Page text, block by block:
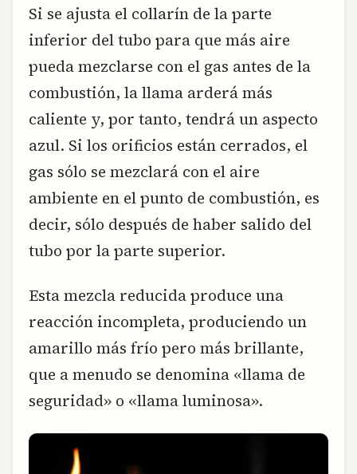
Si se ajusta el collarín de la parte
inferior del tubo para que más aire
pueda mezclarse con el gas antes de la
combustión, la llama arderá más
caliente y, por tanto, tendrá un aspecto
azul. Si los orificios están cerrados, el
gas sólo se mezclará con el aire
ambiente en el punto de combustión, es
decir, sólo después de haber salido del
tubo por la parte superior.
Esta mezcla reducida produce una
reacción incompleta, produciendo un
amarillo más frío pero más brillante,
que a menudo se denomina «llama de
seguridad» o «llama luminosa».